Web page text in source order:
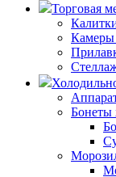
Торговая
Камеры
Бонеты